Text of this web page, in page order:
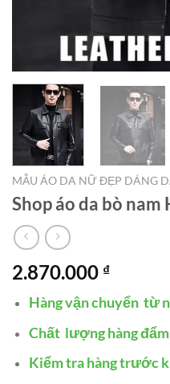
MẪU ÁO DA NỮ ĐẸP DÁNG
Shop áo da bò nam
2.870.000 ₫
Hàng vận chuyển từ
Chất lượng hàng
Kiểm tra hàng trước